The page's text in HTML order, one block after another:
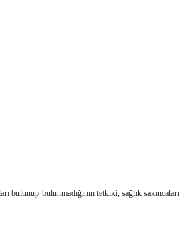
bulunmadığının tetkiki, sağlık sakıncaları